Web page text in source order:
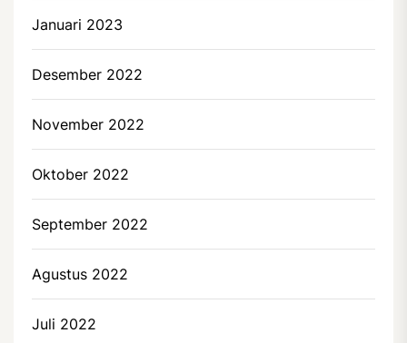
Januari 2023
Desember 2022
November 2022
Oktober 2022
September 2022
Agustus 2022
Juli 2022